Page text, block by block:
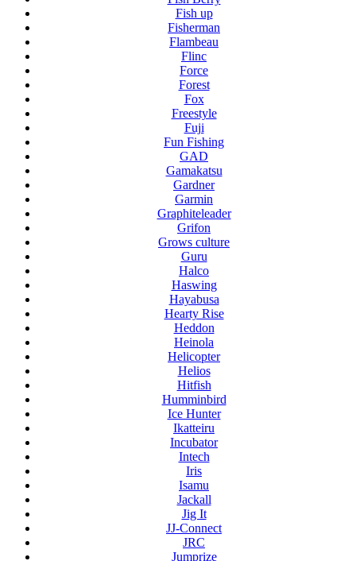
Fish up
Fisherman
Flambeau
Flinc
Force
Forest
Fox
Freestyle
Fuji
Fun Fishing
GAD
Gamakatsu
Gardner
Garmin
Graphiteleader
Grifon
Grows culture
Guru
Halco
Haswing
Hayabusa
Hearty Rise
Heddon
Heinola
Helicopter
Helios
Hitfish
Humminbird
Ice Hunter
Ikatteiru
Incubator
Intech
Iris
Isamu
Jackall
Jig It
JJ-Connect
JRC
Jumprize